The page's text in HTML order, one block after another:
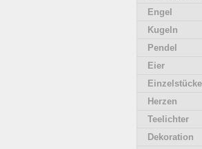
Engel
Kugeln
Pendel
Eier
Einzelstücke
Herzen
Teelichter
Dekoration